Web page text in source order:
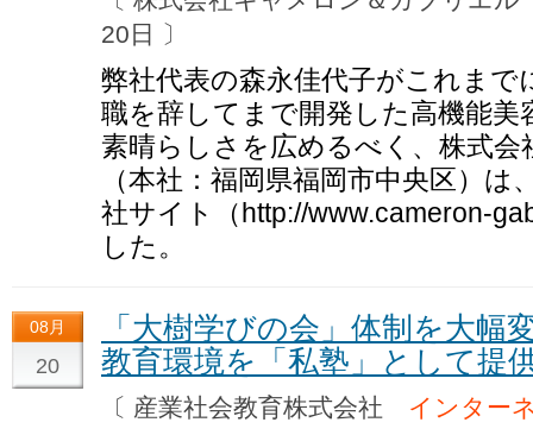
20日 〕
弊社代表の森永佳代子がこれまで
職を辞してまで開発した高機能美
素晴らしさを広めるべく、株式
（本社：福岡県福岡市中央区）
社サイト（http://www.cameron-
した。
08月
20
「大樹学びの会」体制を大幅
教育環境を「私塾」として提
〔 産業社会教育株式会社 インター